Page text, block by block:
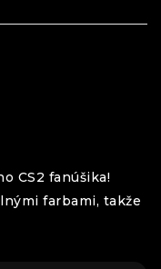
CS2 fanúšika!
farbami, takže